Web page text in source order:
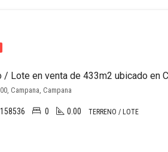
Campana, Campana
0 0.00 TERRENO / LOTE